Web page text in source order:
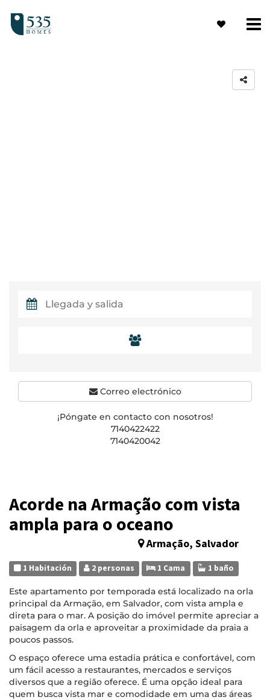
Acorde na Armação com vista
ampla para o oceano
Armação, Salvador
1 Habitación 2 personas 1 Cama 1 baño
Este apartamento por temporada está localizado na orla
principal da Armação, em Salvador, com vista ampla e
direta para o mar. A posição do imóvel permite apreciar a
paisagem da orla e aproveitar a proximidade da praia a
poucos passos.
O espaço oferece uma estadia prática e confortável, com
um fácil acesso a restaurantes, mercados e serviços
diversos que a região oferece. É uma opção ideal para
quem busca vista mar e comodidade em uma das áreas
Correo electrónico
¡Póngate en contacto con nosotros!
7140422422
7140420042